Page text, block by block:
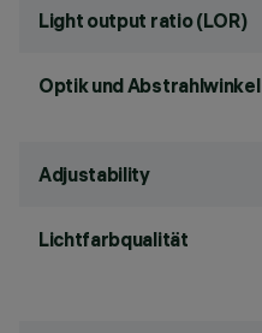
Light output ratio (LOR)
Optik und Abstrahlwinkel
Adjustability
Lichtfarbqualität